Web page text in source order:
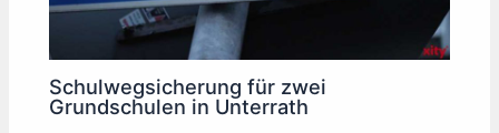
Schulwegsicherung für zwei
Grundschulen in Unterrath